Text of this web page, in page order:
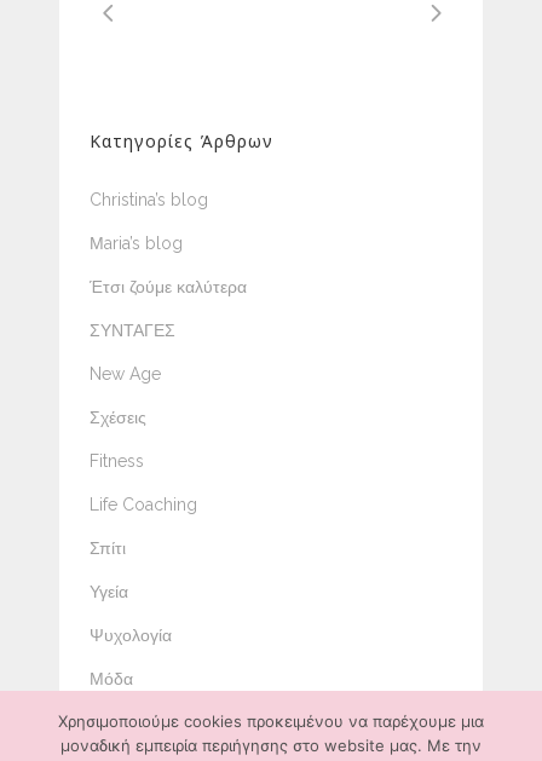
Κατηγορίες Άρθρων
Christina’s blog
Μaria’s blog
Έτσι ζούμε καλύτερα
ΣΥΝΤΑΓΕΣ
New Age
Σχέσεις
Fitness
Life Coaching
Σπίτι
Υγεία
Ψυχολογία
Μόδα
Ομορφιά
Χρησιμοποιούμε cookies προκειμένου να παρέχουμε μια
μοναδική εμπειρία περιήγησης στο website μας. Με την